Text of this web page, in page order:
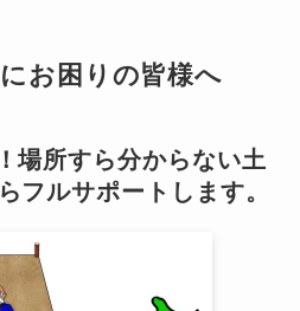
お困りの皆様へ
場所すら分からない土
フルサポートします。